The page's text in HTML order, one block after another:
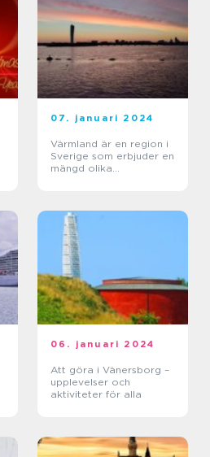
07. januari 2024
Värmland är en region i
Sverige som erbjuder en
mängd olika
06. januari 2024
Att göra i Vänersborg –
upplevelser och
aktiviteter för alla